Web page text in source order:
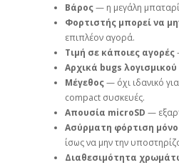
Βάρος— η μεγάλη
Φορτιστής μπορεί να
επιπλέον αγορά.
Τιμή σε κάποιες αγορές
Αρχικά bugs λογισμικού
Μέγεθος— όχι ιδανικό
compact συσκευές.
Απουσία microSD —
Ασύρματη φόρτιση
ίσως να μην την
Διαθεσιμότητα